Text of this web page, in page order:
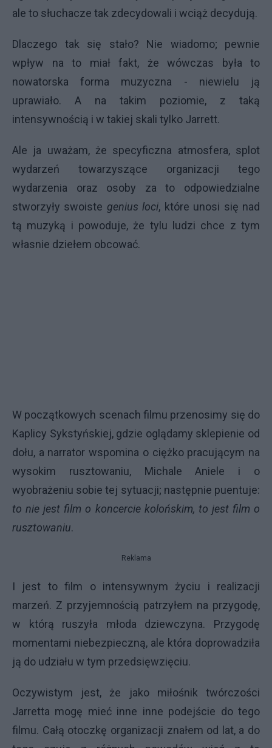
ale to słuchacze tak zdecydowali i wciąż decydują.
Dlaczego tak się stało? Nie wiadomo; pewnie
wpływ na to miał fakt, że wówczas była to
nowatorska forma muzyczna - niewielu ją
uprawiało. A na takim poziomie, z taką
intensywnością i w takiej skali tylko Jarrett.
Ale ja uważam, że specyficzna atmosfera, splot
wydarzeń towarzyszące organizacji tego
wydarzenia oraz osoby za to odpowiedzialne
stworzyły swoiste genius loci, które unosi się nad
tą muzyką i powoduje, że tylu ludzi chce z tym
własnie dziełem obcować.
W początkowych scenach filmu przenosimy się do
Kaplicy Sykstyńskiej, gdzie oglądamy sklepienie od
dołu, a narrator wspomina o ciężko pracującym na
wysokim rusztowaniu, Michale Aniele i o
wyobrażeniu sobie tej sytuacji; następnie puentuje:
to nie jest film o koncercie kolońskim, to jest film o
rusztowaniu.
Reklama
I jest to film o intensywnym życiu i realizacji
marzeń. Z przyjemnością patrzyłem na przygodę,
w którą ruszyła młoda dziewczyna. Przygodę
momentami niebezpieczną, ale która doprowadziła
ją do udziału w tym przedsięwzięciu.
Oczywistym jest, że jako miłośnik twórczości
Jarretta mogę mieć inne inne podejście do tego
filmu. Całą otoczkę organizacji znałem od lat, a do